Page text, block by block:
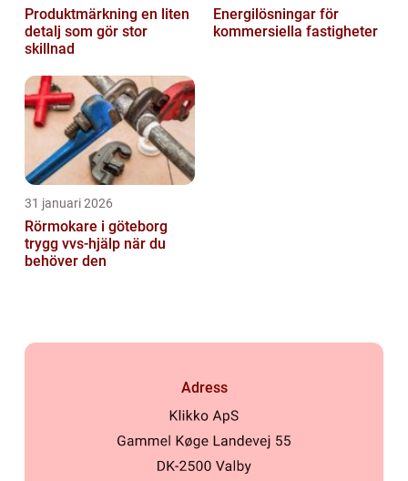
Produktmärkning en liten
detalj som gör stor
skillnad
Energilösningar för
kommersiella fastigheter
31 januari 2026
Rörmokare i göteborg
trygg vvs-hjälp när du
behöver den
Adress